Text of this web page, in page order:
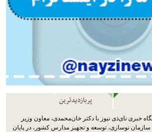
پربازدیدترین
خبری نای‌ذی نیوز با دکتر خان‌محمدی، معاون وزیر
نوسازی، توسعه و تجهیز مدارس کشور، در پایان